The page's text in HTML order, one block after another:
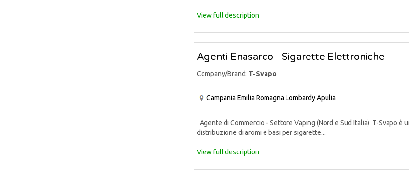
View full description
Agenti Enasarco - Sigarette Elettroniche
Company/Brand: T-Svapo
Campania Emilia Romagna LombardyApulia
Agente di Commercio - Settore Vaping (Nord e Sud Italia) T-Svapo è
distribuzione di aromi e basi per sigarette...
View full description